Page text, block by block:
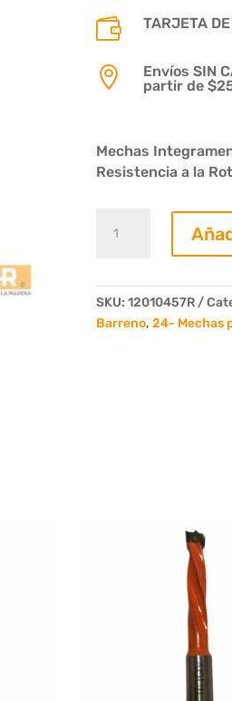
 TARJETA

Envíos SIN
partir de
Mechas
Resistencia a la
Ciega
Largo
57mm.
SKU: 12010457R
Barreno, 24- Mechas